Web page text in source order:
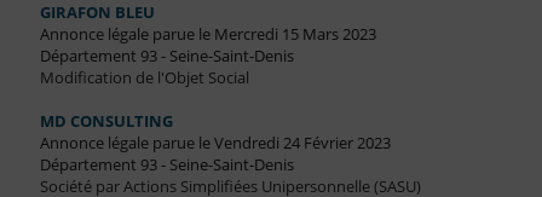
GIRAFON BLEU
Annonce légale parue le Mercredi 15 Mars 2023
Département 93 - Seine-Saint-Denis
Modification de l'Objet Social
MD CONSULTING
Annonce légale parue le Vendredi 24 Février 2023
Département 93 - Seine-Saint-Denis
Société par Actions Simplifiées Unipersonnelle (SASU)